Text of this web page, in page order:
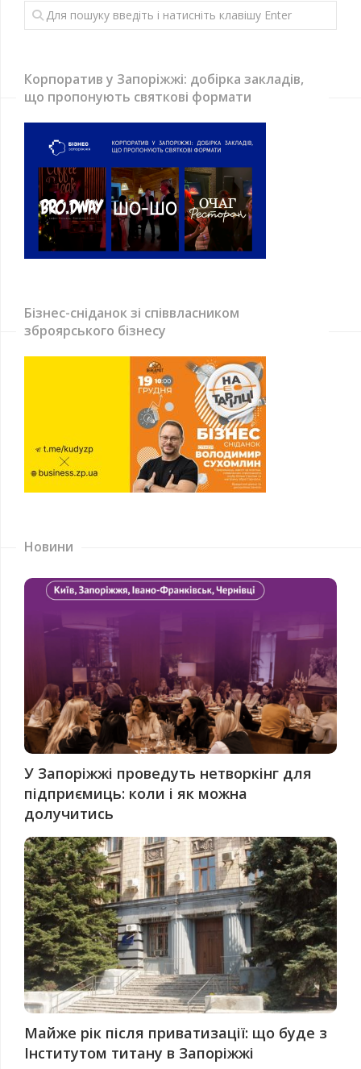
Корпоратив у Запоріжжі: добірка закладів,
що пропонують святкові формати
Бізнес-сніданок зі співвласником
зброярського бізнесу
Новини
У Запоріжжі проведуть нетворкінг для
підприємиць: коли і як можна
долучитись
Майже рік після приватизації: що буде з
Інститутом титану в Запоріжжі